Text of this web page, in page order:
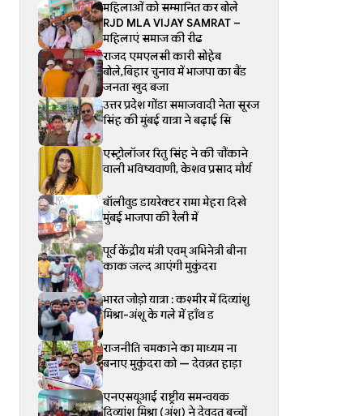
महिलाओं को सम्मानित कर बोले
RJD MLA VIJAY SAMRAT –
महिलाएं समाज की रीढ
राजद एमएलसी कारी सोहेब
बोले,बिहार चुनाव में भाजपा का बैंड
जनता खुद बजा
उत्तर प्रदेश गोंडा समाजवादी नेता सूरज
सिंह की मुंबई यात्रा ने बढ़ाई सि
एस्ट्रोलॉजर रितु सिंह ने की चौंकाने
वाली भविष्यवाणी, केशव प्रसाद मौर्य
बॉलीवुड डायरेक्टर रामा मेहरा दिखे
मुंबई भाजपा की रैली में
पूर्व केंद्रीय मंत्री एवम् अभिनेत्री बीना
काक जल्द आएंगी मुकुंदरा
भारत जोड़ो यात्रा : कश्मीर में दिव्यांशु
मिश्रा-अंशू के गले में हाँथ ड
राजनीति चमकाने का माध्यम ना
बनाए मुकुंदरा को — देवव्रत हाड़ा
एनएसयूआई राष्ट्रीय समन्वयक
दिव्यांशू मिश्रा (अंशू) ने देवदूत बच्चों